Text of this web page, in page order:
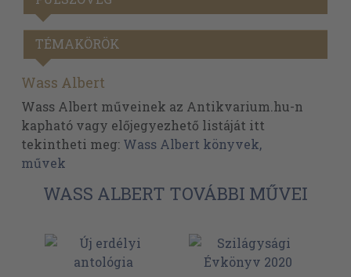
TÉMAKÖRÖK
Wass Albert
Wass Albert műveinek az Antikvarium.hu-n
kapható vagy előjegyezhető listáját itt
tekintheti meg: Wass Albert könyvek,
művek
WASS ALBERT TOVÁBBI MŰVEI